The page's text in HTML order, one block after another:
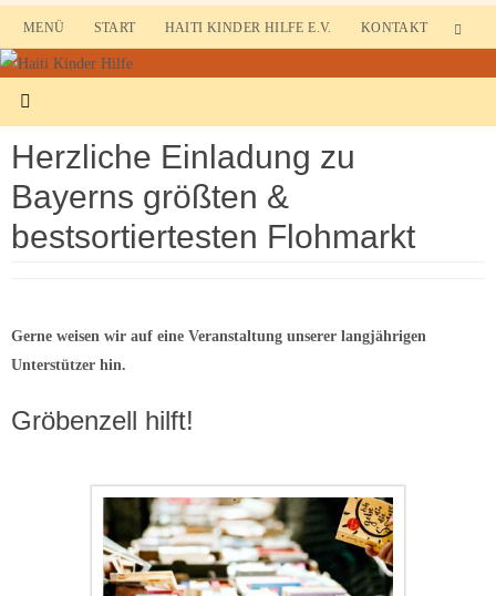
Zum
Inhalt
springen
MENÜ START HAITI KINDER HILFE E.V. KONTAKT
Herzliche Einladung zu
Bayerns größten &
bestsortiertesten Flohmarkt
Gerne weisen wir auf eine Veranstaltung unserer langjährigen
Unterstützer hin.
Gröbenzell hilft!